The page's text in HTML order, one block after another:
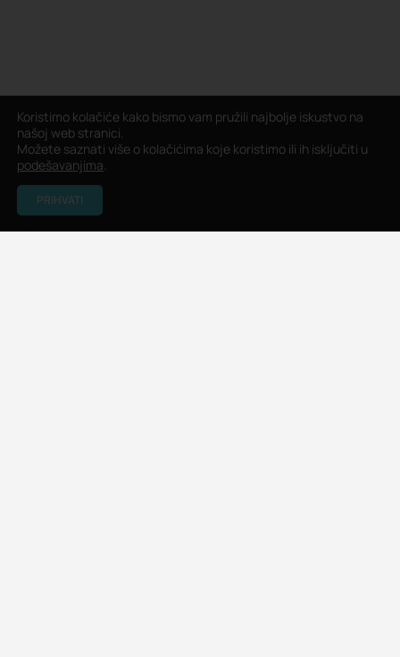
Koristimo kolačiće kako bismo vam pružili najbolje iskustvo na
našoj web stranici.
Možete saznati više o kolačićima koje koristimo ili ih isključiti u
podešavanjima.
PRIHVATI